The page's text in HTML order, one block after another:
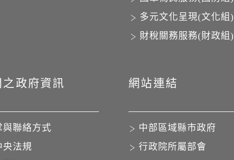
多元文化呈現(文化組)
財稅關務服務(財政組)
政府資訊
與聯絡方式
央法規
網站連結
中部區域縣市政府
行政院所屬部會